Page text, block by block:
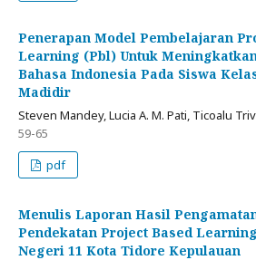
Penerapan Model Pembelajaran
Learning (Pbl) Untuk
Bahasa Indonesia Pada Siswa
Madidir
Steven Mandey, Lucia A. M. Pati, Ticoalu
59-65
pdf
Menulis Laporan Hasil
Pendekatan Project Based
Negeri 11 Kota Tidore Kepulauan